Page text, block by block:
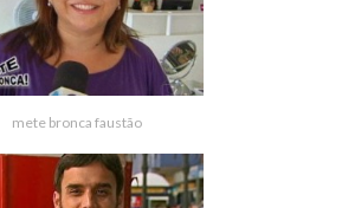
mete bronca faustão